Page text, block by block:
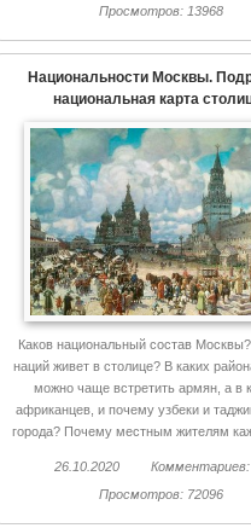
недавно вышел закон,Просмотров: 13968
Национальности Москвы.
национальная карта
Каков национальный состав
наций живет в столице? В каких
можно чаще встретить армян, а в
африканцев, и почему узбеки и
города? Почему местным жителям
есть на самом деле? Раскладываем
национальным полочкам.
26.10.2020
Комментариев:
Просмотров: 72096